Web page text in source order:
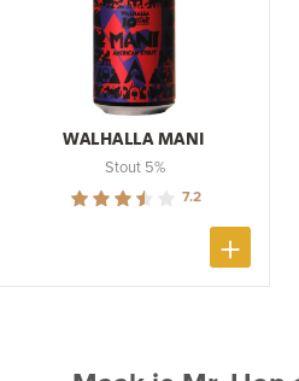
WALHALLA MANI
Stout 5%
7.2